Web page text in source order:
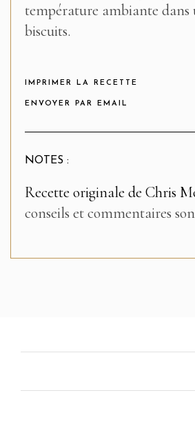
température ambiante dans
biscuits.
IMPRIMER LA RECETTE
ENVOYER PAR EMAIL
NOTES :
Recette originale de Chris
conseils et commentaires